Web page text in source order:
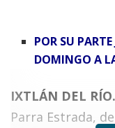
POR SU
DOMINGO A
IXTLÁN DEL
Parra Estrada,